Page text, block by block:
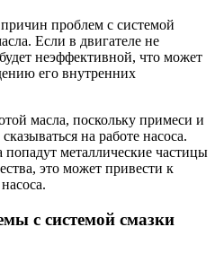
проблем с системой
Если в двигателе не
неэффективной, что может
его внутренних
масла, поскольку примеси и
на работе насоса.
попадут металлические частицы
это может привести к
с системой смазки